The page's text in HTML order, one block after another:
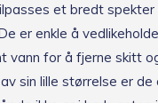
et bredt spekter
er enkle å
vann for å fjerne skitt
sin lille størrelse er de